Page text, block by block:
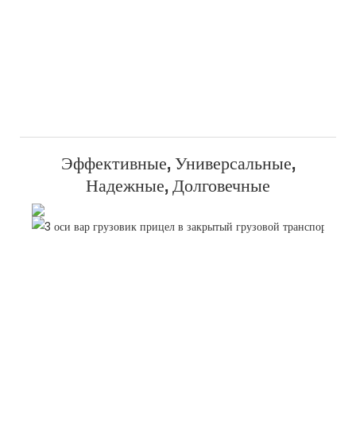
Эффективные, Универсальные,
Надежные, Долговечные